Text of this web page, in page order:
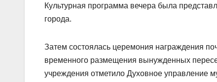
Культурная программа вечера была
города.
Затем состоялась церемония награждения
временного размещения вынужденных
учреждения отметило Духовное управление